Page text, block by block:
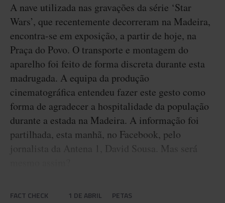
A nave utilizada nas gravações da série ‘Star
Wars’, que recentemente decorreram na Madeira,
encontra-se em exposição, a partir de hoje, na
Praça do Povo. O transporte e montagem do
aparelho foi feito de forma discreta durante esta
madrugada. A equipa da produção
cinematográfica entendeu fazer este gesto como
forma de agradecer a hospitalidade da população
durante a estada na Madeira. A informação foi
partilhada, esta manhã, no Facebook, pelo
jornalista da Antena 1, David Sousa. Mas será
FACT CHECK 1 DE ABRIL PETAS